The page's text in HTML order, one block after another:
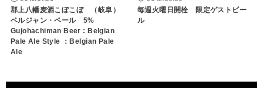
郡上八幡麦酒こぼこぼ （岐阜）
ベルジャン・ペール 5%
Gujohachiman Beer : Belgian
Pale Ale Style ：Belgian Pale
Ale
毎週火曜日開栓 限定ゲストビー
ル